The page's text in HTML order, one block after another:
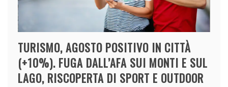
TURISMO, AGOSTO POSITIVO IN CITTÀ
(+10%). FUGA DALL’AFA SUI MONTI E SUL
LAGO, RISCOPERTA DI SPORT E OUTDOOR